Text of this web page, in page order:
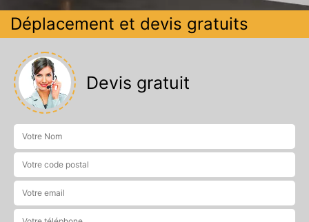
Déplacement et devis gratuits
Devis gratuit